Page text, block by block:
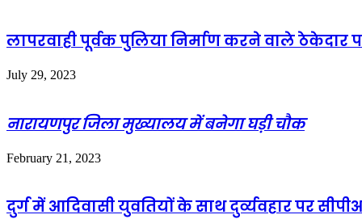
लापरवाही पूर्वक पुलिया निर्माण करने वाले ठेकेदार
July 29, 2023
नारायणपुर जिला मुख्यालय में बनेगा घड़ी चौक
February 21, 2023
दुर्ग में आदिवासी युवतियों के साथ दुर्व्यवहार पर